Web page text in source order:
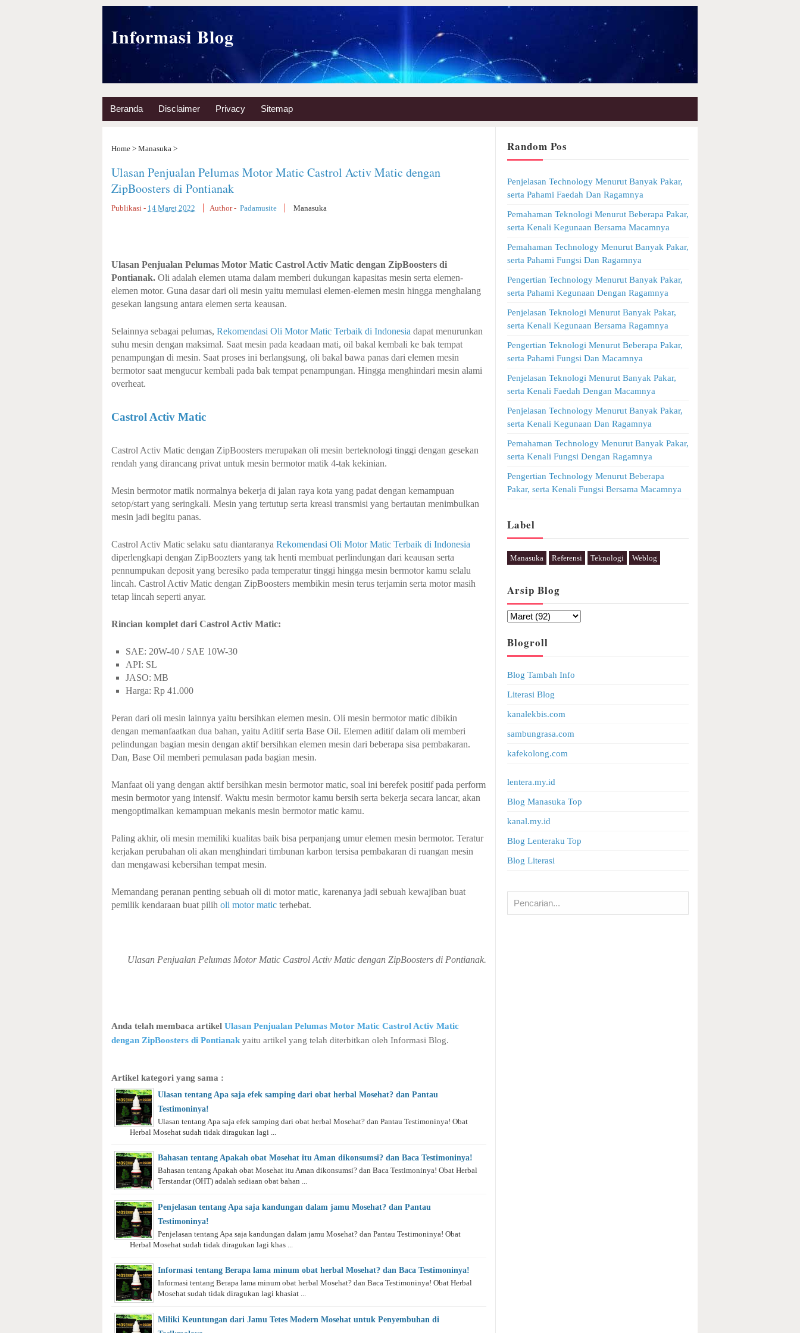
Informasi Blog
Beranda Disclaimer Privacy Sitemap
Home > Manasuka >
Ulasan Penjualan Pelumas Motor Matic Castrol Activ Matic dengan
ZipBoosters di Pontianak
Publikasi - 14 Maret 2022 Author - Padamusite Manasuka
Ulasan Penjualan Pelumas Motor Matic Castrol Activ Matic dengan ZipBoosters di
Pontianak. Oli adalah elemen utama dalam memberi dukungan kapasitas mesin serta elemen-
elemen motor. Guna dasar dari oli mesin yaitu memulasi elemen-elemen mesin hingga menghalang
gesekan langsung antara elemen serta keausan.
Selainnya sebagai pelumas, Rekomendasi Oli Motor Matic Terbaik di Indonesia dapat menurunkan
suhu mesin dengan maksimal. Saat mesin pada keadaan mati, oil bakal kembali ke bak tempat
penampungan di mesin. Saat proses ini berlangsung, oli bakal bawa panas dari elemen mesin
bermotor saat mengucur kembali pada bak tempat penampungan. Hingga menghindari mesin alami
overheat.
Castrol Activ Matic
Castrol Activ Matic dengan ZipBoosters merupakan oli mesin berteknologi tinggi dengan gesekan
rendah yang dirancang privat untuk mesin bermotor matik 4-tak kekinian.
Mesin bermotor matik normalnya bekerja di jalan raya kota yang padat dengan kemampuan
setop/start yang seringkali. Mesin yang tertutup serta kreasi transmisi yang bertautan menimbulkan
mesin jadi begitu panas.
Castrol Activ Matic selaku satu diantaranya Rekomendasi Oli Motor Matic Terbaik di Indonesia
diperlengkapi dengan ZipBoozters yang tak henti membuat perlindungan dari keausan serta
pennumpukan deposit yang beresiko pada temperatur tinggi hingga mesin bermotor kamu selalu
lincah. Castrol Activ Matic dengan ZipBoosters membikin mesin terus terjamin serta motor masih
tetap lincah seperti anyar.
Rincian komplet dari Castrol Activ Matic:
SAE: 20W-40 / SAE 10W-30
API: SL
JASO: MB
Harga: Rp 41.000
Peran dari oli mesin lainnya yaitu bersihkan elemen mesin. Oli mesin bermotor matic dibikin
dengan memanfaatkan dua bahan, yaitu Aditif serta Base Oil. Elemen aditif dalam oli memberi
pelindungan bagian mesin dengan aktif bersihkan elemen mesin dari beberapa sisa pembakaran.
Dan, Base Oil memberi pemulasan pada bagian mesin.
Manfaat oli yang dengan aktif bersihkan mesin bermotor matic, soal ini berefek positif pada perform
mesin bermotor yang intensif. Waktu mesin bermotor kamu bersih serta bekerja secara lancar, akan
mengoptimalkan kemampuan mekanis mesin bermotor matic kamu.
Paling akhir, oli mesin memiliki kualitas baik bisa perpanjang umur elemen mesin bermotor. Teratur
kerjakan perubahan oli akan menghindari timbunan karbon tersisa pembakaran di ruangan mesin
dan mengawasi kebersihan tempat mesin.
Memandang peranan penting sebuah oli di motor matic, karenanya jadi sebuah kewajiban buat
pemilik kendaraan buat pilih oli motor matic terhebat.
Ulasan Penjualan Pelumas Motor Matic Castrol Activ Matic dengan ZipBoosters di Pontianak.
Anda telah membaca artikel Ulasan Penjualan Pelumas Motor Matic Castrol Activ Matic
dengan ZipBoosters di Pontianak yaitu artikel yang telah diterbitkan oleh Informasi Blog.
Artikel kategori yang sama :
Ulasan tentang Apa saja efek samping dari obat herbal Mosehat? dan Pantau
Testimoninya!
Ulasan tentang Apa saja efek samping dari obat herbal Mosehat? dan Pantau Testimoninya! Obat
Herbal Mosehat sudah tidak diragukan lagi ...
Bahasan tentang Apakah obat Mosehat itu Aman dikonsumsi? dan Baca Testimoninya!
Bahasan tentang Apakah obat Mosehat itu Aman dikonsumsi? dan Baca Testimoninya! Obat Herbal
Terstandar (OHT) adalah sediaan obat bahan ...
Penjelasan tentang Apa saja kandungan dalam jamu Mosehat? dan Pantau
Testimoninya!
Penjelasan tentang Apa saja kandungan dalam jamu Mosehat? dan Pantau Testimoninya! Obat
Herbal Mosehat sudah tidak diragukan lagi khas ...
Informasi tentang Berapa lama minum obat herbal Mosehat? dan Baca Testimoninya!
Informasi tentang Berapa lama minum obat herbal Mosehat? dan Baca Testimoninya! Obat Herbal
Mosehat sudah tidak diragukan lagi khasiat ...
Miliki Keuntungan dari Jamu Tetes Modern Mosehat untuk Penyembuhan di
Random Pos
Penjelasan Technology Menurut Banyak Pakar,
serta Pahami Faedah Dan Ragamnya
Pemahaman Teknologi Menurut Beberapa Pakar,
serta Kenali Kegunaan Bersama Macamnya
Pemahaman Technology Menurut Banyak Pakar,
serta Pahami Fungsi Dan Ragamnya
Pengertian Technology Menurut Banyak Pakar,
serta Pahami Kegunaan Dengan Ragamnya
Penjelasan Teknologi Menurut Banyak Pakar,
serta Kenali Kegunaan Bersama Ragamnya
Pengertian Teknologi Menurut Beberapa Pakar,
serta Pahami Fungsi Dan Macamnya
Penjelasan Teknologi Menurut Banyak Pakar,
serta Kenali Faedah Dengan Macamnya
Penjelasan Technology Menurut Banyak Pakar,
serta Kenali Kegunaan Dan Ragamnya
Pemahaman Technology Menurut Banyak Pakar,
serta Kenali Fungsi Dengan Ragamnya
Pengertian Technology Menurut Beberapa
Pakar, serta Kenali Fungsi Bersama Macamnya
Label
Manasuka Referensi Teknologi Weblog
Arsip Blog
Blogroll
Blog Tambah Info
Literasi Blog
kanalekbis.com
sambungrasa.com
kafekolong.com
lentera.my.id
Blog Manasuka Top
kanal.my.id
Blog Lenteraku Top
Blog Literasi